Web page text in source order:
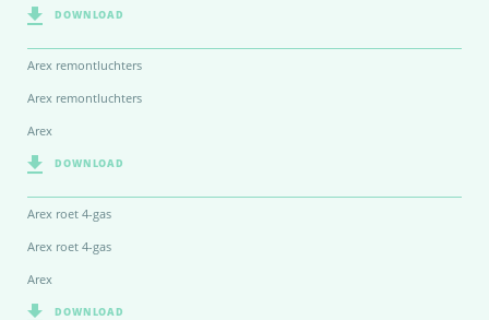
DOWNLOAD
Arex remontluchters
Arex remontluchters
Arex
DOWNLOAD
Arex roet 4-gas
Arex roet 4-gas
Arex
DOWNLOAD